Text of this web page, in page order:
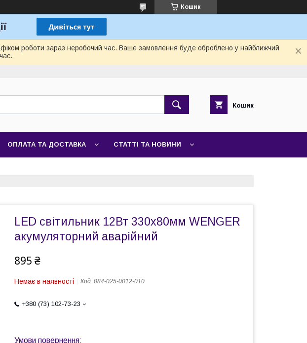
Кошик
роботи зараз неробочий час. Ваше замовлення буде оброблено у найближчий
Кошик
ОПЛАТА ТА ДОСТАВКА СТАТТІ ТА НОВИНИ
LED світильник 12Вт 330х80мм WENGER
акумуляторний аварійний
895 ₴
Немає в наявності Код: 084-025-0012-010
+380 (73) 102-73-23